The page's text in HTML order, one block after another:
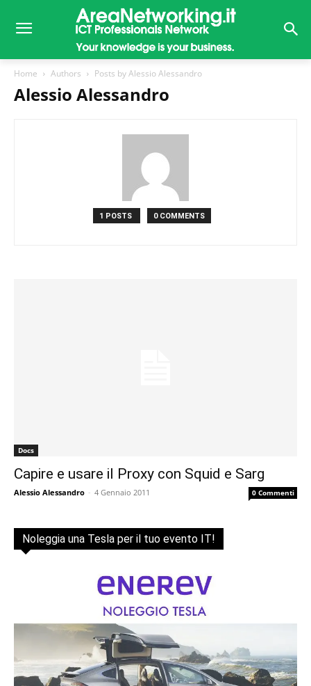
Home Authors Posts by Alessio Alessandro
Alessio Alessandro
1 POSTS 0 COMMENTS
Docs
Capire e usare il Proxy con Squid e Sarg
Alessio Alessandro - 4 Gennaio 2011 0 Commenti
Noleggia una Tesla per il tuo evento IT!